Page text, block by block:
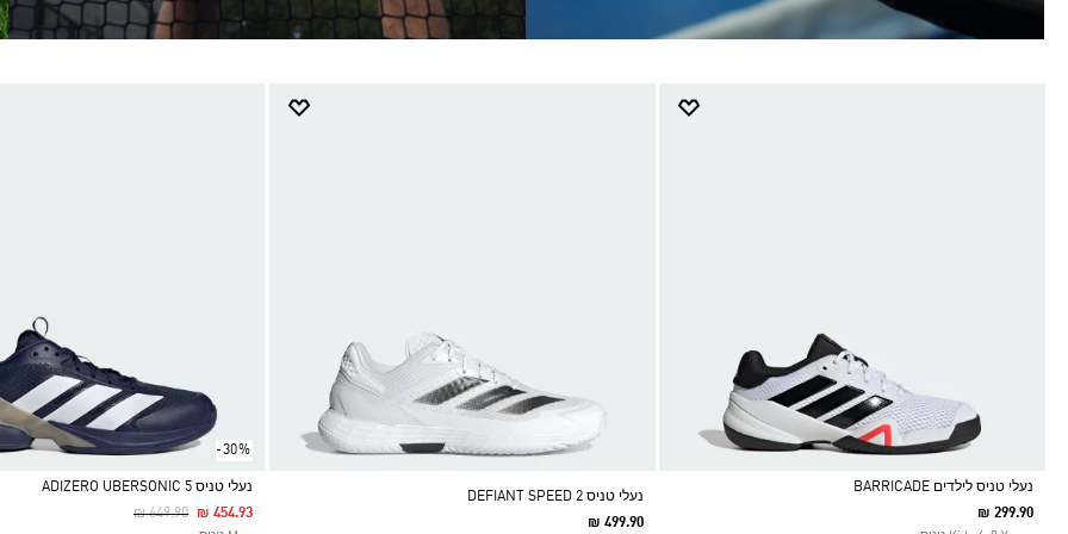
נעלי טניס לילדים BARRICADE
₪ 299.90
נעלי טניס DEFIANT SPEED 2
₪ 499.90
-30%
נעלי טניס ADIZERO UBERSONIC 5
Price Reduced From
₪ 649.90To₪ 454.93